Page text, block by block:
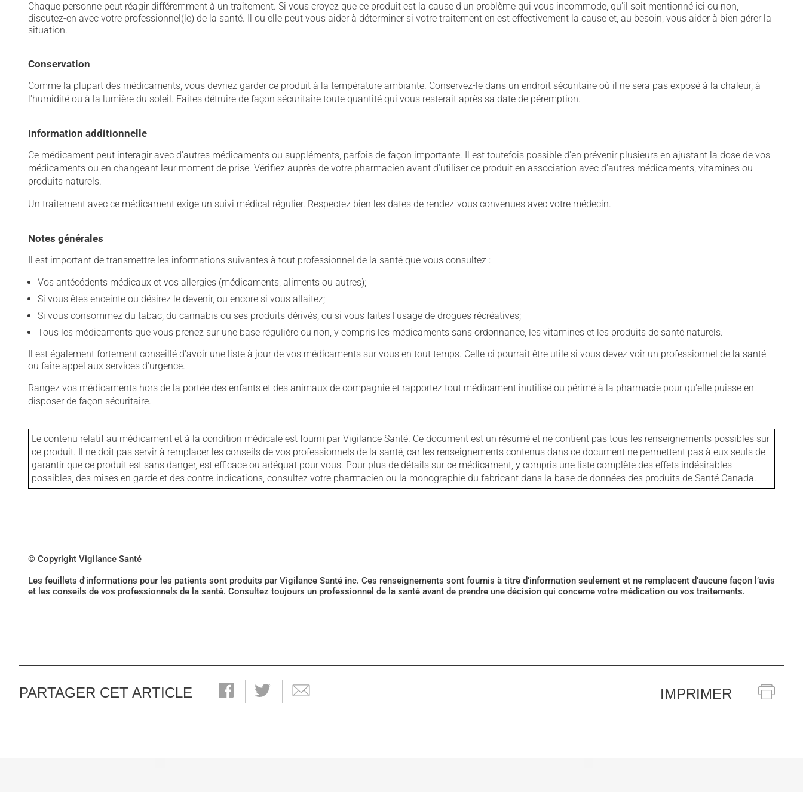
Chaque personne peut réagir différemment à un traitement. Si vous croyez que ce produit est la cause d'un problème qui vous incommode, qu'il soit mentionné ici ou non,
discutez-en avec votre professionnel(le) de la santé. Il ou elle peut vous aider à déterminer si votre traitement en est effectivement la cause et, au besoin, vous aider à bien gérer la
situation.
Conservation
Comme la plupart des médicaments, vous devriez garder ce produit à la température ambiante. Conservez-le dans un endroit sécuritaire où il ne sera pas exposé à la chaleur, à
l'humidité ou à la lumière du soleil. Faites détruire de façon sécuritaire toute quantité qui vous resterait après sa date de péremption.
Information additionnelle
Ce médicament peut interagir avec d'autres médicaments ou suppléments, parfois de façon importante. Il est toutefois possible d'en prévenir plusieurs en ajustant la dose de vos
médicaments ou en changeant leur moment de prise. Vérifiez auprès de votre pharmacien avant d'utiliser ce produit en association avec d'autres médicaments, vitamines ou
produits naturels.
Un traitement avec ce médicament exige un suivi médical régulier. Respectez bien les dates de rendez-vous convenues avec votre médecin.
Notes générales
Il est important de transmettre les informations suivantes à tout professionnel de la santé que vous consultez :
Vos antécédents médicaux et vos allergies (médicaments, aliments ou autres);
Si vous êtes enceinte ou désirez le devenir, ou encore si vous allaitez;
Si vous consommez du tabac, du cannabis ou ses produits dérivés, ou si vous faites l'usage de drogues récréatives;
Tous les médicaments que vous prenez sur une base régulière ou non, y compris les médicaments sans ordonnance, les vitamines et les produits de santé naturels.
Il est également fortement conseillé d'avoir une liste à jour de vos médicaments sur vous en tout temps. Celle-ci pourrait être utile si vous devez voir un professionnel de la santé
ou faire appel aux services d'urgence.
Rangez vos médicaments hors de la portée des enfants et des animaux de compagnie et rapportez tout médicament inutilisé ou périmé à la pharmacie pour qu'elle puisse en
disposer de façon sécuritaire.
Le contenu relatif au médicament et à la condition médicale est fourni par Vigilance Santé. Ce document est un résumé et ne contient pas tous les renseignements possibles sur
ce produit. Il ne doit pas servir à remplacer les conseils de vos professionnels de la santé, car les renseignements contenus dans ce document ne permettent pas à eux seuls de
garantir que ce produit est sans danger, est efficace ou adéquat pour vous. Pour plus de détails sur ce médicament, y compris une liste complète des effets indésirables
possibles, des mises en garde et des contre-indications, consultez votre pharmacien ou la monographie du fabricant dans la base de données des produits de Santé Canada.
© Copyright Vigilance Santé
Les feuillets d'informations pour les patients sont produits par Vigilance Santé inc. Ces renseignements sont fournis à titre d’information seulement et ne remplacent d’aucune façon l’avis
et les conseils de vos professionnels de la santé. Consultez toujours un professionnel de la santé avant de prendre une décision qui concerne votre médication ou vos traitements.
PARTAGER CET ARTICLE IMPRIMER